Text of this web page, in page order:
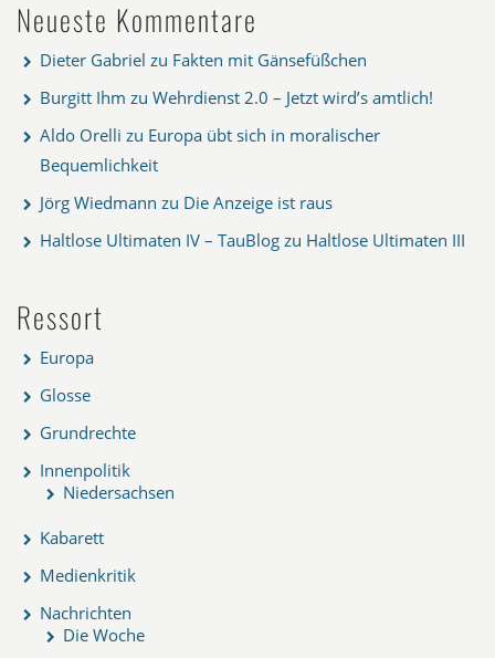
Neueste Kommentare
Dieter Gabriel zu Fakten mit Gänsefüßchen
Burgitt Ihm zu Wehrdienst 2.0 – Jetzt wird’s amtlich!
Aldo Orelli zu Europa übt sich in moralischer
Bequemlichkeit
Jörg Wiedmann zu Die Anzeige ist raus
Haltlose Ultimaten IV – TauBlog zu Haltlose Ultimaten III
Ressort
Europa
Glosse
Grundrechte
Innenpolitik
Niedersachsen
Kabarett
Medienkritik
Nachrichten
Die Woche